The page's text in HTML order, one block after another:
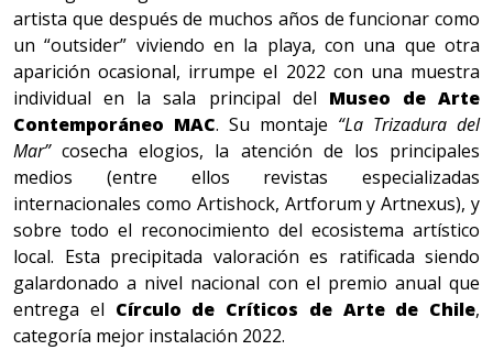
artista que después de muchos años de funcionar como
un “outsider” viviendo en la playa, con una que otra
aparición ocasional, irrumpe el 2022 con una muestra
individual en la sala principal del Museo de Arte
Contemporáneo MAC. Su montaje “La Trizadura del
Mar”cosecha elogios, la atención de los principales
medios (entre ellos revistas especializadas
internacionales como Artishock, Artforum y Artnexus), y
sobre todo el reconocimiento del ecosistema artístico
local. Esta precipitada valoración es ratificada siendo
galardonado a nivel nacional con el premio anual que
entrega el Círculo de Críticos de Arte de Chile,
categoría mejor instalación 2022.